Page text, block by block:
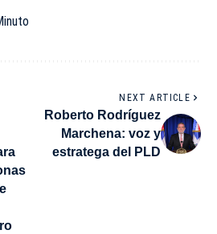
NEXT ARTICLE
Roberto Rodríguez
Marchena: voz y
estratega del PLD